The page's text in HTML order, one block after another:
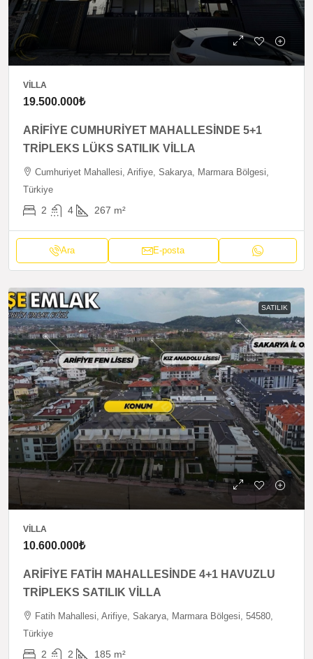
VILLA
19.500.000₺
ARİFİYE CUMHURİYET MAHALLESİNDE 5+1
TRİPLEKS LÜKS SATILIK VİLLA
Cumhuriyet Mahallesi, Arifiye, Sakarya, Marmara Bölgesi,
Türkiye
2 4 267 m²
Ara E-posta
SATILIK
VILLA
10.600.000₺
ARİFİYE FATİH MAHALLESİNDE 4+1 HAVUZLU
TRİPLEKS SATILIK VİLLA
Fatih Mahallesi, Arifiye, Sakarya, Marmara Bölgesi, 54580,
Türkiye
2 2 185 m²